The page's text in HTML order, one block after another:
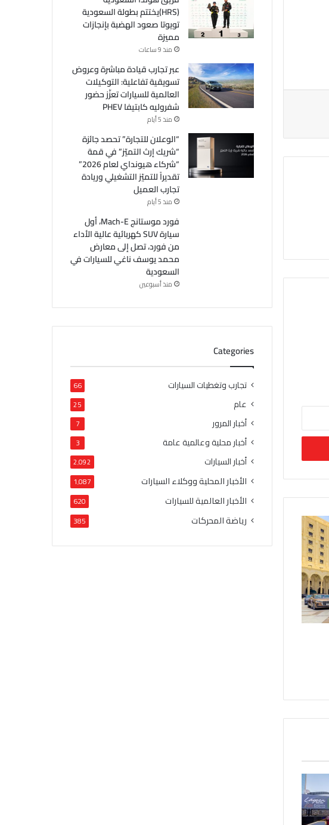
(HRS)يختتم بطولة السعودية
تويوتا صعود الهضبة بإنجازات
مميزة
منذ 9 ساعات
عبر تجارب قيادة مباشرة وعروض
تسويقية تفاعلية: التوكيلات
العالمية للسيارات تعزّز حضور
شفروليه كابتيفا PHEV
منذ 5 أيام
“الوعلان للتجارة” تحصد جائزة
“شريك إرث التميّز” في قمة
“شركاء هيونداي لعام 2026”
تقديراً للتميّز التشغيلي وريادة
تجارب العميل
منذ 5 أيام
فورد موستانج Mach-E، أول
سيارة SUV كهربائية عالية الأداء
من فورد، تصل إلى معارض
محمد يوسف ناغي للسيارات في
السعودية
منذ أسبوعين
Categories
تجارب وتغطيات السيارات 66
عام 25
أخبار المرور 7
أخبار محلية وعالمية عامة 3
أخبار السيارات 2٬092
الأخبار المحلية ووكلاء السيارات 1٬087
الأخبار العالمية للسيارات 620
رياضة المحركات 385